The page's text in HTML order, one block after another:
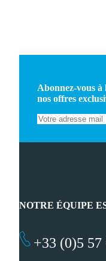
Abonnez-vous
nos offres
NOTRE ÉQUIPE
+33 (0)5 57